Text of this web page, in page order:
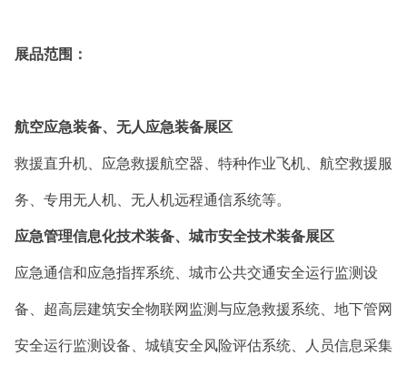
展品范围：
航空应急装备、无人应急装备展区
救援直升机、应急救援航空器、特种作业飞机、航空救援服
务、专用无人机、无人机远程通信系统等。
应急管理信息化技术装备、城市安全技术装备展区
应急通信和应急指挥系统、城市公共交通安全运行监测设
备、超高层建筑安全物联网监测与应急救援系统、地下管网
安全运行监测设备、城镇安全风险评估系统、人员信息采集